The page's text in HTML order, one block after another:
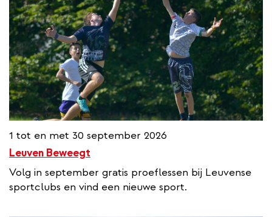
l
n
k
1 tot en met 30 september 2026
Leuven Beweegt
Volg in september gratis proeflessen bij Leuvense
sportclubs en vind een nieuwe sport.